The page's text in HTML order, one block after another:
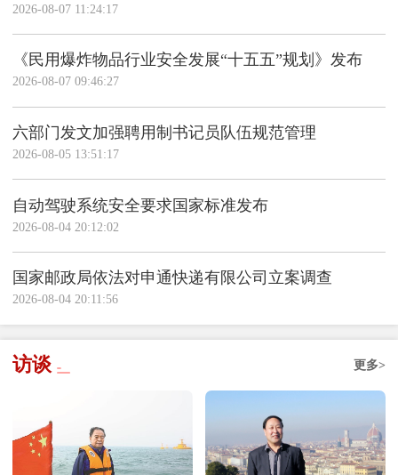
遏制非法添加行为
2026-08-07 11:24:17
《民用爆炸物品行业安全发展“十五五”规划》发布
2026-08-07 09:46:27
六部门发文加强聘用制书记员队伍规范管理
2026-08-05 13:51:17
自动驾驶系统安全要求国家标准发布
2026-08-04 20:12:02
国家邮政局依法对申通快递有限公司立案调查
2026-08-04 20:11:56
更多>
访谈